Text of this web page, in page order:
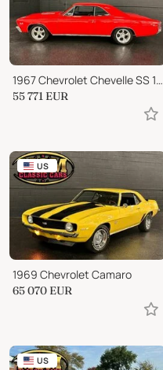
1967 Chevrolet Chevelle SS 138 VIN HIGH QUALITY PAINT JOB AC 4 SPD!
55 771 EUR
US
1969 Chevrolet Camaro
65 070 EUR
US